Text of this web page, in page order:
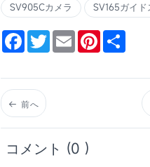
SV905Cカメラ SV165ガイ
FacebookTwitterEmail Pinterest
前へ
コメント (0 )